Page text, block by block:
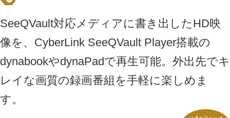
SeeQVault対応メディアに書き出したHD映
像を、CyberLink SeeQVault Player搭載の
dynabookやdynaPadで再生可能。外出先でキ
レイな画質の録画番組を手軽に楽しめま
す。